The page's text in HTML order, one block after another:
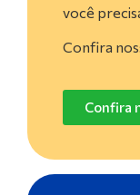
você
Confira
Confira